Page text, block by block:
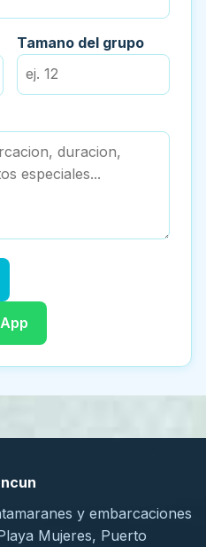
Tamano del grupo
y embarcaciones
Mujeres, Puerto